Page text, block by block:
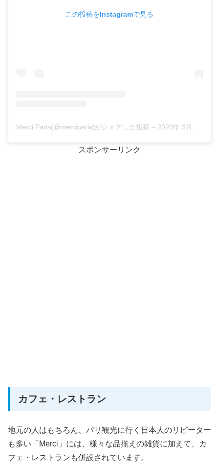
この投稿をInstagramで見る
Merci Paris(@merciparis)がシェアした投稿 – 2020年 3月月3日午前3時09分PST
スポンサーリンク
カフェ・レストラン
地元の人はもちろん、パリ観光に行く日本人のリピーター
も多い「Merci」には、様々な品揃えの雑貨に加えて、カ
フェ・レストランも併設されています。